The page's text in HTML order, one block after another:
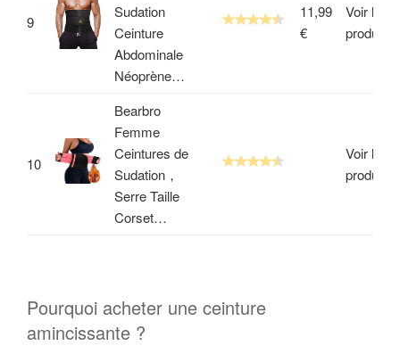
9
Sudation
Ceinture
Abdominale
Néoprène…
11,99
€
Voir le
produit
10
Bearbro
Femme
Ceintures de
Sudation，
Serre Taille
Corset…
Voir le
produit
Pourquoi acheter une ceinture
amincissante ?